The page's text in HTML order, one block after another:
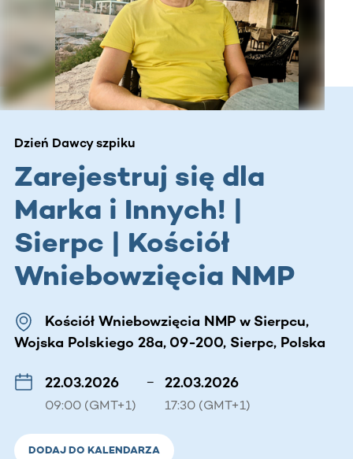
Dzień Dawcy szpiku
Zarejestruj się dla
Marka i Innych! |
Sierpc | Kościół
Wniebowzięcia NMP
Kościół Wniebowzięcia NMP w Sierpcu,
Wojska Polskiego 28a, 09-200, Sierpc, Polska
22.03.2026
09:00 (GMT+1)
– 22.03.2026
17:30 (GMT+1)
DODAJ DO KALENDARZA